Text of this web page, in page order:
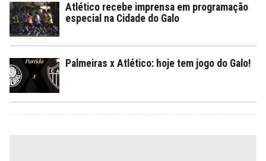
Atlético recebe imprensa em programação
especial na Cidade do Galo
Palmeiras x Atlético: hoje tem jogo do Galo!